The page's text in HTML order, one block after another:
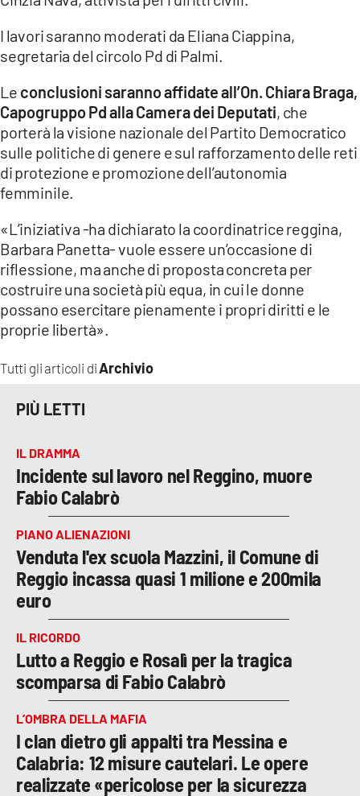
Tutti gli articoli diArchivio
I lavori saranno moderati da Eliana Ciappina,
segretaria del circolo Pd di Palmi.
Le conclusioni saranno affidate all’On. Chiara Braga,
Capogruppo Pd alla Camera dei Deputati, che
porterà la visione nazionale del Partito Democratico
sulle politiche di genere e sul rafforzamento delle reti
di protezione e promozione dell’autonomia
femminile.
«L’iniziativa -ha dichiarato la coordinatrice reggina,
Barbara Panetta- vuole essere un’occasione di
riflessione, ma anche di proposta concreta per
costruire una società più equa, in cui le donne
possano esercitare pienamente i propri diritti e le
proprie libertà».
PIÙ LETTI
IL DRAMMA
Incidente sul lavoro nel Reggino, muore
Fabio Calabrò
PIANO ALIENAZIONI
Venduta l'ex scuola Mazzini, il Comune di
Reggio incassa quasi 1 milione e 200mila
euro
IL RICORDO
Lutto a Reggio e Rosalì per la tragica
scomparsa di Fabio Calabrò
L’OMBRA DELLA MAFIA
I clan dietro gli appalti tra Messina e
Calabria: 12 misure cautelari. Le opere
realizzate «pericolose per la sicurezza